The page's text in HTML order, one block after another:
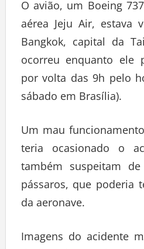
O avião, um Boeing
aérea Jeju Air, estava
Bangkok, capital da
ocorreu enquanto ele
por volta das 9h pelo
sábado em Brasília).
Um mau
teria ocasionado o
também suspeitam
pássaros, que poderia
da aeronave.
Imagens do acidente